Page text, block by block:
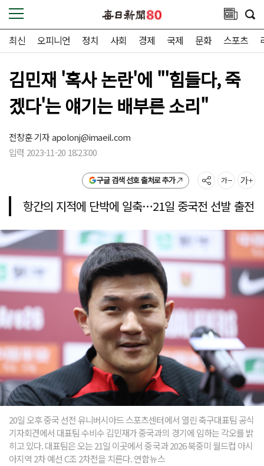
최신 오피니언 정치 사회 경제 국제 문화 스포츠
김민재 '혹사 논란'에 "'힘들다, 죽
겠다'는 얘기는 배부른 소리"
전창훈 기자apolonj@imaeil.com
입력 2023-11-20 18:23:00
구글 검색 선호 출처로 추가
항간의 지적에 단박에 일축…21일 중국전 선발 출전
20일 오후 중국 선전 유니버시아드 스포츠센터에서 열린 축구대표팀 공식
기자회견에서 대표팀 수비수 김민재가 중국과의 경기에 임하는 각오를 밝
히고 있다. 대표팀은 오는 21일 이곳에서 중국과 2026 북중미 월드컵 아시
아지역 2차 예선 C조 2차전을 치른다. 연합뉴스